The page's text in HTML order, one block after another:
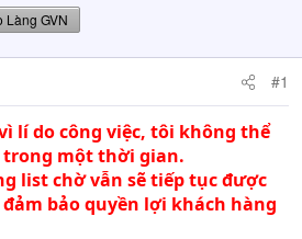
Làng GVN
#1
lí do công việc, tôi không thể
một thời gian.
list chờ vẫn sẽ tiếp tục được
bảo quyền lợi khách hàng